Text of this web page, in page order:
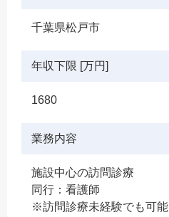
千葉県松戸市
年収下限 [万円]
1680
業務内容
施設中心の訪問診療
同行：看護師
※訪問診療未経験でも可能